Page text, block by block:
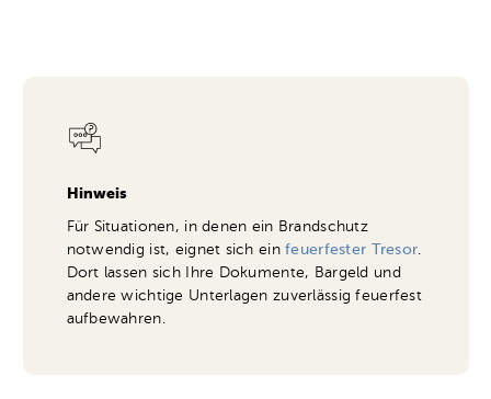
Hinweis
Für Situationen, in denen ein Brandschutz
notwendig ist, eignet sich einfeuerfester Tresor.
Dort lassen sich Ihre Dokumente, Bargeld und
andere wichtige Unterlagen zuverlässig feuerfest
aufbewahren.